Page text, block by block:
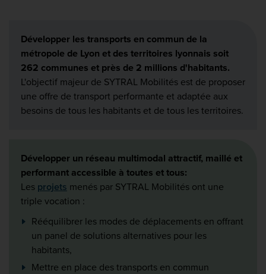
Développer les transports en commun de la
métropole de Lyon et des territoires lyonnais soit
262 communes et près de 2 millions d'habitants.
L'objectif majeur de SYTRAL Mobilités est de proposer
une offre de transport performante et adaptée aux
besoins de tous les habitants et de tous les territoires.
Développer un réseau multimodal attractif, maillé et
performant accessible à toutes et tous:
Les projets menés par SYTRAL Mobilités ont une
triple vocation :
Rééquilibrer les modes de déplacements en offrant
un panel de solutions alternatives pour les
habitants,
Mettre en place des transports en commun